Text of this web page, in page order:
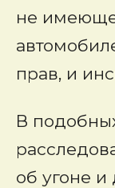
не
прав, и
В
об угоне